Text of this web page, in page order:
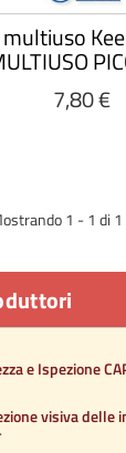
e Ispezione
visiva delle
7,80 €
1 - 1 di